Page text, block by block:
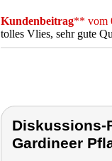
Kundenbeitrag** vom
tolles Vlies, sehr gute
Diskussions-
Gardineer